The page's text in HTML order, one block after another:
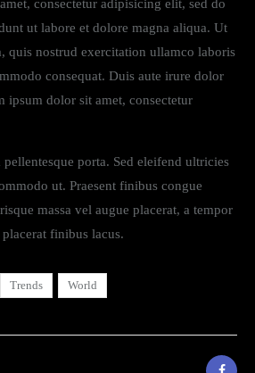
consectetur adipisicing elit, sed do
ut labore et dolore magna aliqua. Ut
quis nostrud exercitation ullamco laboris
consequat. Duis aute irure dolor
ipsum dolor sit amet, consectetur
porta. Sed eleifend ultricies
ut. Praesent finibus congue
massa vel augue placerat, a tempor
finibus lacus.
Trends World